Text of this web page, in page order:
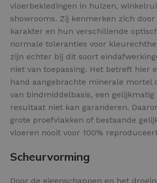
vloerbekledingen in huizen,
showrooms. Zij kenmerken zich
karakter en hun verschillende
normale toleranties voor
zijn echter bij dit soort
niet van toepassing. Het betreft hier
hand aangebrachte minerale mortel
van bindmiddelbasis, een gelijkmatig
resultaat niet kan garanderen.
grote proefvlakken of bestaande
vloeren nooit voor 100%
Scheurvorming
Door de eigenschappen en het